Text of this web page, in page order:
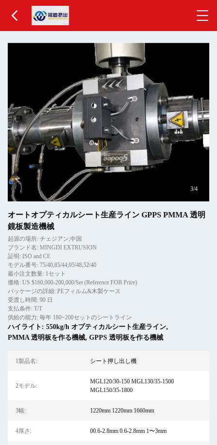
3/4
オートオプティカルシート生産ライン GPPS PMMA 透明
鏡板製造機械
起源の場所: チェジアン,中国
ブランド名: MINGDI EXTRUSION
証明: ISO and CE
モデル番号: 75/40,85/44,95/48,52/40
最小注文数量: 1セット
価格: US $160,000-200,000/Set (Reference FOB Price)
パッケージの詳細: PEフィルム&木製ケース
受渡し時間: 90 日
支払条件: T/T
供給の能力: 毎年 180~200セットのシートライン
ハイライト: 550kg/h オプティカルシート生産ライン,
PMMA 透明板を作る機械, GPPS 透明板を作る機械
1製品名: シート押し出し機
2モデル:
MGL120/30-150 MGL130/35-1500
MGL150/35-1800
3幅: 1220mm 1220mm 1660mm
4厚さ: 00.6-2.8mm 0.6-2.8mm 1〜3mm